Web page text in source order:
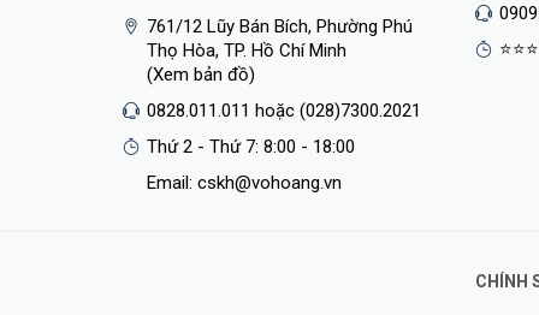
761/12 Lũy Bán Bích, Phường Phú
Thọ Hòa, TP. Hồ Chí Minh
(Xem bản đồ)
0828.011.011 hoặc (028)7300.2021
Thứ 2 - Thứ 7: 8:00 - 18:00
Email: cskh@vohoang.vn
CHÍNH